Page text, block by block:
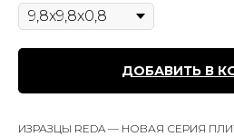
ДОБАВИТЬ В
ИЗРАЗЦЫ REDA — НОВАЯ СЕРИЯ